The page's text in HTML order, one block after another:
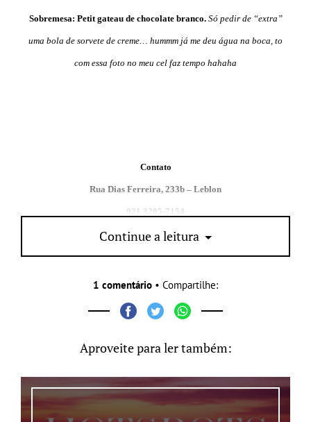
Sobremesa: Petit gateau de chocolate branco. Só pedir de “extra”
uma bola de sorvete de creme… hummm já me deu água na boca, to
com essa foto no meu cel faz tempo hahaha
Contato
Rua Dias Ferreira, 233b – Leblon
021 3205-7154
Continue a leitura
1 comentário • Compartilhe:
Aproveite para ler também: